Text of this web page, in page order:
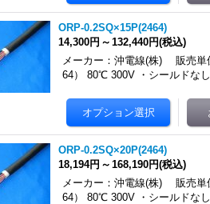
ORP-0.2SQ×15P(2464)
14,300円 ～ 132,440円(税込)
メーカー：沖電線(株) 販売単
64） 80℃ 300V ・シールドな
ORP-0.2SQ×20P(2464)
18,194円 ～ 168,190円(税込)
メーカー：沖電線(株) 販売単
64） 80℃ 300V ・シールドな